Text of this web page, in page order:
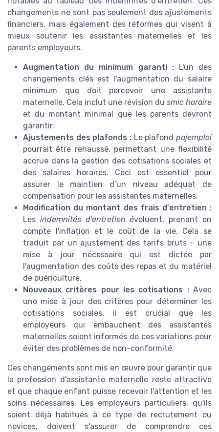
changements ne sont pas seulement des ajustements
financiers, mais également des réformes qui visent à
mieux soutenir les assistantes maternelles et les
parents employeurs.
Augmentation du minimum garanti :L'un des
changements clés est l'augmentation du salaire
minimum que doit percevoir une assistante
maternelle. Cela inclut une révision du smic horaire
et du montant minimal que les parents devront
garantir.
Ajustements des plafonds : Le plafond pajemploi
pourrait être rehaussé, permettant une flexibilité
accrue dans la gestion des cotisations sociales et
des salaires horaires. Ceci est essentiel pour
assurer le maintien d’un niveau adéquat de
compensation pour les assistantes maternelles.
Modification du montant des frais d'entretien :
Les indemnités d'entretien évoluent, prenant en
compte l'inflation et le coût de la vie. Cela se
traduit par un ajustement des tarifs bruts – une
mise à jour nécessaire qui est dictée par
l'augmentation des coûts des repas et du matériel
de puériculture.
Nouveaux critères pour les cotisations :Avec
une mise à jour des critères pour déterminer les
cotisations sociales, il est crucial que les
employeurs qui embauchent des assistantes
maternelles soient informés de ces variations pour
éviter des problèmes de non-conformité.
Ces changements sont mis en œuvre pour garantir que
la profession d'assistante maternelle reste attractive
et que chaque enfant puisse recevoir l'attention et les
soins nécessaires. Les employeurs particuliers, qu'ils
soient déjà habitués à ce type de recrutement ou
novices, doivent s'assurer de comprendre ces